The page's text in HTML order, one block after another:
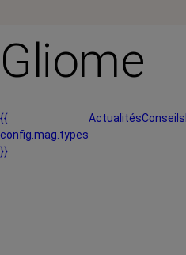
Gliome
{{
config.mag.types
}}
ActualitésConseils